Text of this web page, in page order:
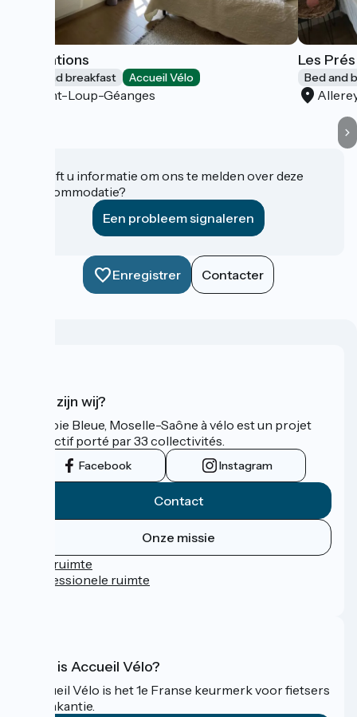
Inspirations
Bed and breakfast Accueil Vélo
Saint-Loup-Géanges
Les
Bed and
Heeft u informatie om ons te melden over deze
accommodatie?
Een probleem signaleren
Enregistrer Contacter
Wie zijn wij?
La Voie Bleue, Moselle-Saône à vélo est un projet
collectif porté par 33 collectivités.
Facebook Instagram
Contact
Onze missie
Persruimte
Professionele ruimte
Wat is Accueil Vélo?
Accueil Vélo is het 1e Franse keurmerk voor fietsers
op vakantie.